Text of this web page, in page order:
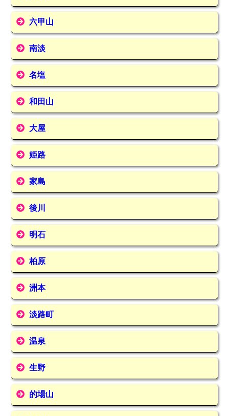
六甲山
南淡
名塩
和田山
大屋
姫路
家島
後川
明石
柏原
洲本
淡路町
温泉
生野
的場山